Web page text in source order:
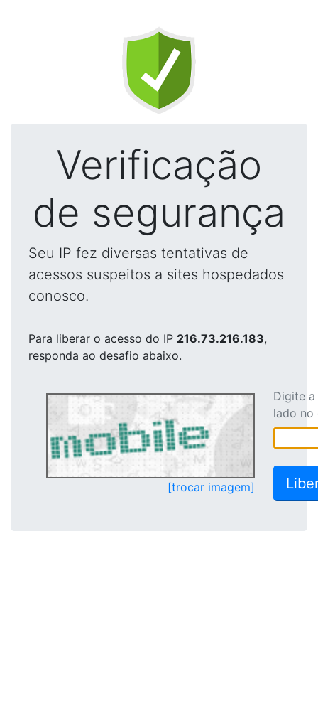
Verificação
de segurança
Seu IP fez diversas tentativas de
acessos suspeitos a sites hospedados
conosco.
Para liberar o acesso do IP 216.73.216.183,
responda ao desafio abaixo.
[trocar imagem]
Digite
lado no